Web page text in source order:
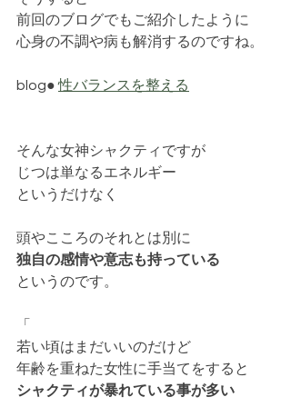
前回のブログでもご紹介したように
心身の不調や病も解消するのですね。
blog● 性バランスを整える
そんな女神シャクティですが
じつは単なるエネルギー
というだけなく
頭やこころのそれとは別に
独自の感情や意志も持っている
というのです。
「
若い頃はまだいいのだけど
年齢を重ねた女性に手当てをすると
シャクティが暴れている事が多い